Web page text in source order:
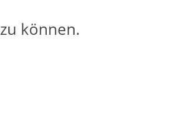
können.